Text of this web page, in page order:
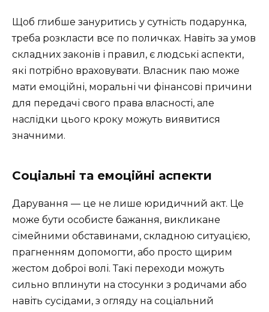
Щоб глибше зануритись у сутність подарунка,
треба розкласти все по поличках. Навіть за умов
складних законів і правил, є людські аспекти,
які потрібно враховувати. Власник паю може
мати емоційні, моральні чи фінансові причини
для передачі свого права власності, але
наслідки цього кроку можуть виявитися
значними.
Соціальні та емоційні аспекти
Дарування — це не лише юридичний акт. Це
може бути особисте бажання, викликане
сімейними обставинами, складною ситуацією,
прагненням допомогти, або просто щирим
жестом доброї волі. Такі переходи можуть
сильно вплинути на стосунки з родичами або
навіть сусідами, з огляду на соціальний